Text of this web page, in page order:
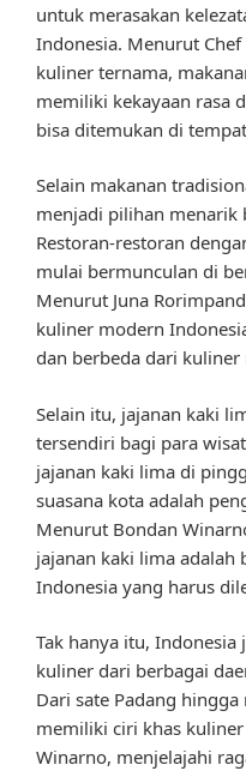
untuk merasakan
Indonesia. Menurut
kuliner ternama,
memiliki kekayaan rasa
bisa ditemukan di
Selain makanan
menjadi pilihan menarik
Restoran-restoran
mulai bermunculan di
Menurut Juna
kuliner modern
dan berbeda dari
Selain itu, jajanan kaki
tersendiri bagi para
jajanan kaki lima di
suasana kota adalah
Menurut Bondan
jajanan kaki lima adalah
Indonesia yang harus
Tak hanya itu,
kuliner dari berbagai
Dari sate Padang
memiliki ciri khas
Winarno, menjelajahi